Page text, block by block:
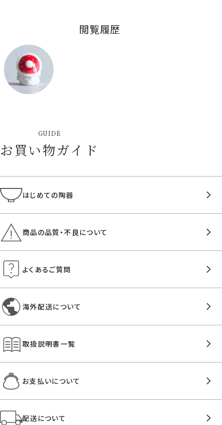
閲覧履歴
GUIDE
お買い物ガイド
はじめての陶器
商品の品質・不良について
よくあるご質問
海外配送について
取扱説明書一覧
お支払いについて
配送について